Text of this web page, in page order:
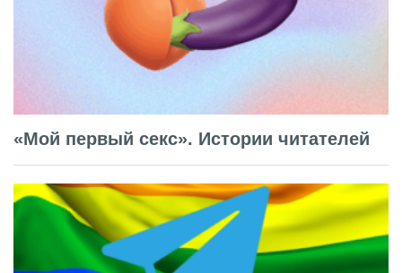
«Мой первый секс». Истории читателей